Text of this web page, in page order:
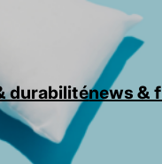
durabiliténews &